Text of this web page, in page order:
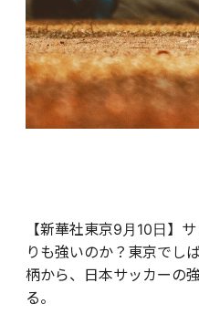
【新華社東京9月10日】
りも強いのか？東京でし
柄から、日本サッカーの
る。